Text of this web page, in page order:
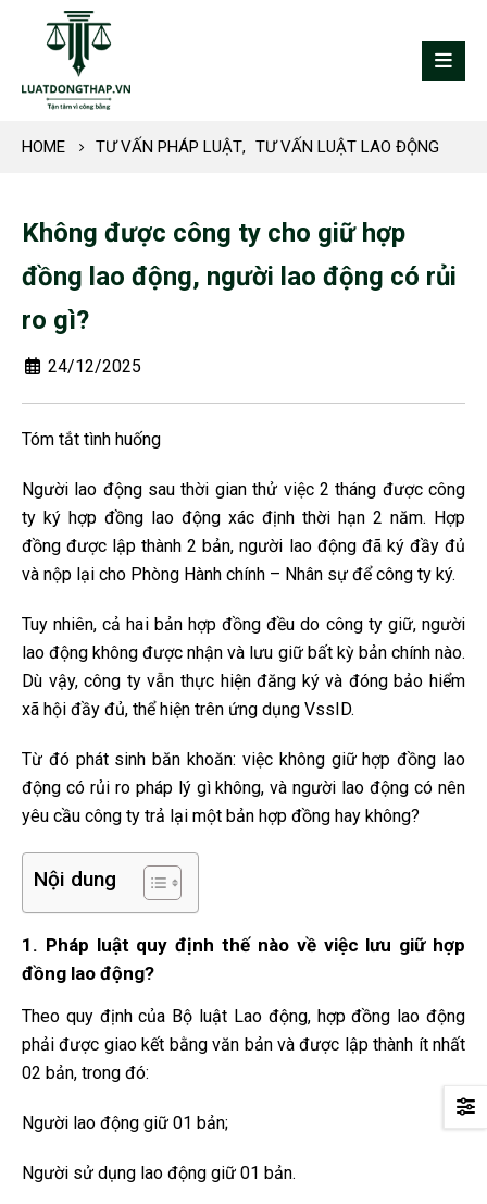
HOME TƯ VẤN PHÁP LUẬT, TƯ VẤN LUẬT LAO ĐỘNG
Không được công ty cho giữ hợp
đồng lao động, người lao động có rủi
ro gì?
24/12/2025
Tóm tắt tình huống
Người lao động sau thời gian thử việc 2 tháng được công
ty ký hợp đồng lao động xác định thời hạn 2 năm. Hợp
đồng được lập thành 2 bản, người lao động đã ký đầy đủ
và nộp lại cho Phòng Hành chính – Nhân sự để công ty ký.
Tuy nhiên, cả hai bản hợp đồng đều do công ty giữ, người
lao động không được nhận và lưu giữ bất kỳ bản chính nào.
Dù vậy, công ty vẫn thực hiện đăng ký và đóng bảo hiểm
xã hội đầy đủ, thể hiện trên ứng dụng VssID.
Từ đó phát sinh băn khoăn: việc không giữ hợp đồng lao
động có rủi ro pháp lý gì không, và người lao động có nên
yêu cầu công ty trả lại một bản hợp đồng hay không?
Nội dung
1. Pháp luật quy định thế nào về việc lưu giữ hợp
đồng lao động?
Theo quy định của Bộ luật Lao động, hợp đồng lao động
phải được giao kết bằng văn bản và được lập thành ít nhất
02 bản, trong đó:
Người lao động giữ 01 bản;
Người sử dụng lao động giữ 01 bản.